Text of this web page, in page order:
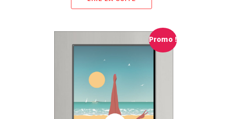
Promo !